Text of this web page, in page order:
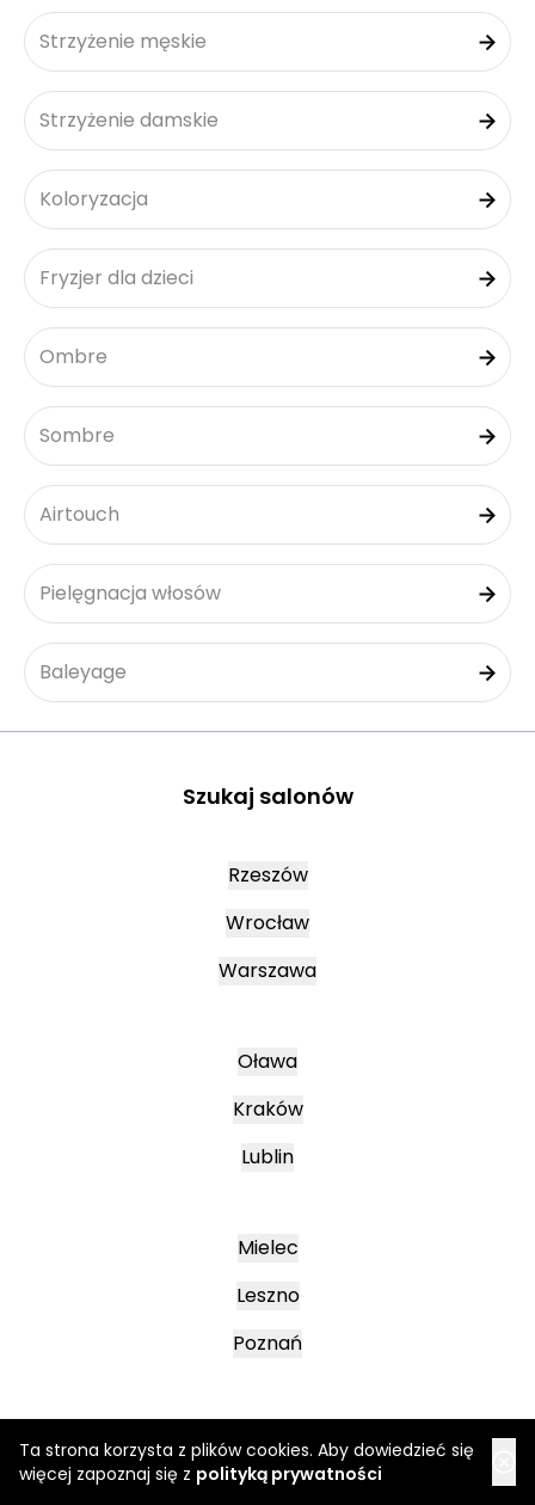
Ta strona korzysta z plików cookies. Aby dowiedzieć się
więcej zapoznaj się z polityką prywatności
Strzyżenie męskie
Strzyżenie damskie
Koloryzacja
Fryzjer dla dzieci
Ombre
Sombre
Airtouch
Pielęgnacja włosów
Baleyage
Szukaj salonów
Rzeszów
Wrocław
Warszawa
Oława
Kraków
Lublin
Mielec
Leszno
Poznań
Jasło